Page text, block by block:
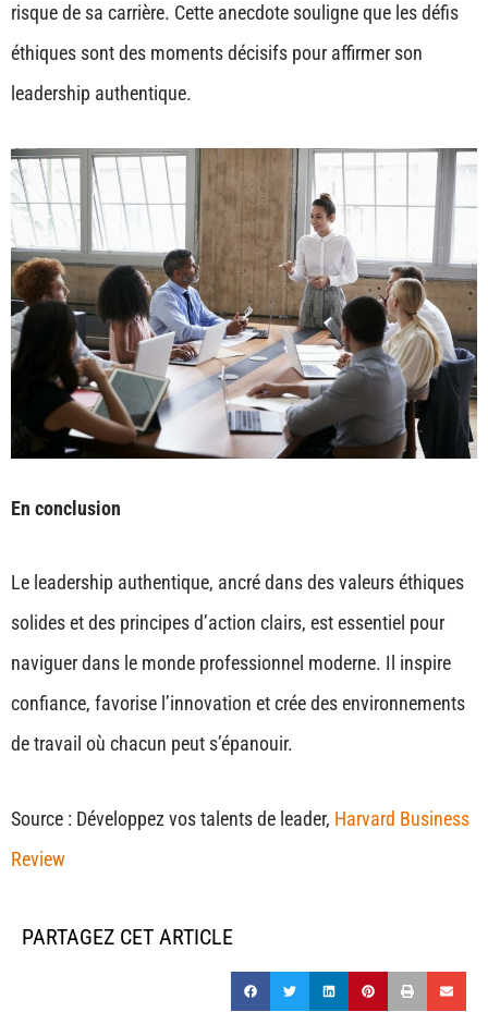
risque de sa carrière. Cette anecdote souligne que les défis
éthiques sont des moments décisifs pour affirmer son
leadership authentique.
En conclusion
Le leadership authentique, ancré dans des valeurs éthiques
solides et des principes d’action clairs, est essentiel pour
naviguer dans le monde professionnel moderne. Il inspire
confiance, favorise l’innovation et crée des environnements
de travail où chacun peut s’épanouir.
Source : Développez vos talents de leader, Harvard Business
Review
PARTAGEZ CET ARTICLE